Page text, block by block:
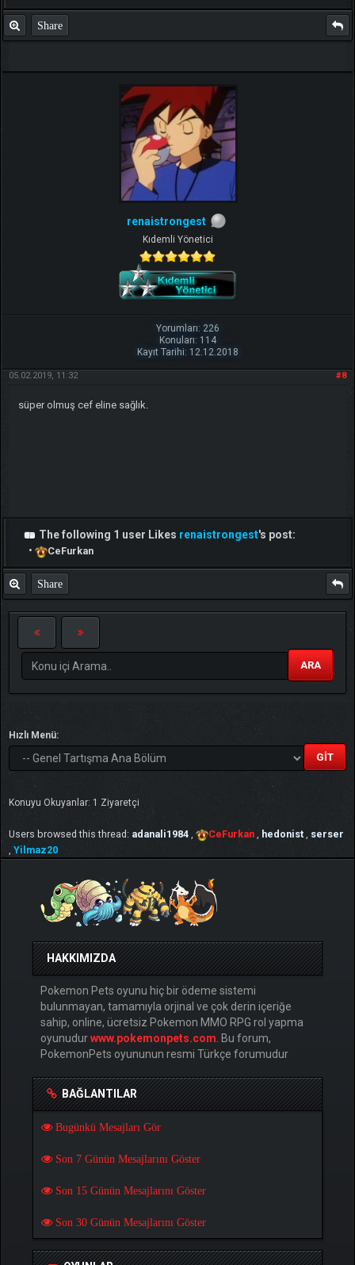
Share
renaistrongest
Kıdemli Yönetici
Yorumları: 226
Konuları: 114
Kayıt Tarihi: 12.12.2018
#8
05.02.2019, 11:32
süper olmuş cef eline sağlık.
The following 1 user Likes renaistrongest's post:
•
CeFurkan
Share
ARA
Hızlı Menü:
Konuyu Okuyanlar: 1 Ziyaretçi
Users browsed this thread: adanali1984 , CeFurkan , hedonist , serser
, Yilmaz20
HAKKIMIZDA
Pokemon Pets oyunu hiç bir ödeme sistemi
bulunmayan, tamamıyla orjinal ve çok derin içeriğe
sahip, online, ücretsiz Pokemon MMO RPG rol yapma
oyunudurwww.pokemonpets.com . Bu forum,
PokemonPets oyununun resmi Türkçe forumudur
BAĞLANTILAR
Bugünkü Mesajları Gör
Son 7 Günün Mesajlarını Göster
Son 15 Günün Mesajlarını Göster
Son 30 Günün Mesajlarını Göster